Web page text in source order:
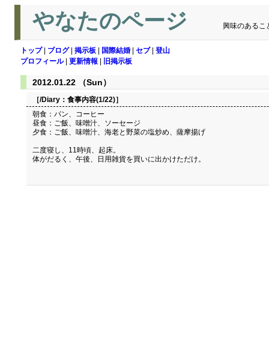
やなたのページ 興味のあるこ
トップ| ブログ| 掲示板 国際結婚 セブ| 登山
プロフィール| 更新情報 旧掲示板
2012.01.22 （Sun）
［/Diary： 食事内容(1/22)］
朝食：パン、コーヒー
昼食：ご飯、味噌汁、ソーセージ
夕食：ご飯、味噌汁、海老と野菜の塩炒め、薩摩揚げ
二度寝し、11時頃、起床。
体がだるく、午後、日用雑貨を買いに出かけただけ。